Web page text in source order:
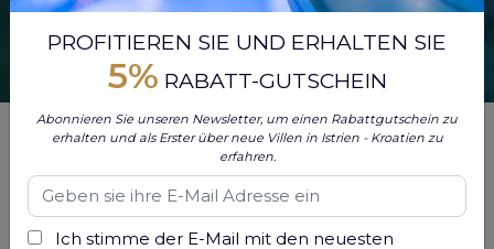
Auf der Suche nach einem luxuriösen Urlaub, der
atemberaubende Landschaften und atemberaubende
Strände kombiniert? Suchen Sie nicht weiter als nach
Porec, Kroatien. Diese malerische Küstenstadt auf der
Halbinsel Istrien bietet kristallklares Wasser und
PROFITIEREN SIE UND ERHALTEN SIE
5% RABATT-GUTSCHEIN
Abonnieren Sie unseren Newsletter, um einen Rabattgutschein zu
erhalten und als Erster über neue Villen in Istrien - Kroatien zu
erfahren.
Ich stimme der E-Mail mit den neuesten